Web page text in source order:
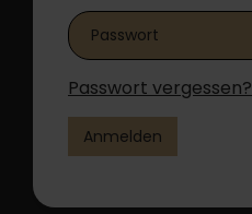
Passwort vergessen?
Anmelden